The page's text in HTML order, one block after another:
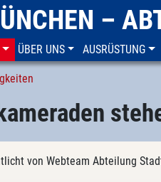
–
ÜBER UNS AUSRÜSTUNG
von Webteam Abteilung